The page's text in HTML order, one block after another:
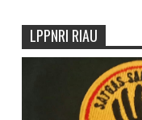
LPPNRI RIAU